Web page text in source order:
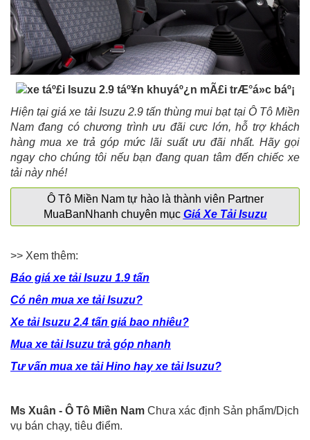
Hiện tại giá xe tải Isuzu 2.9 tấn thùng mui bạt tại Ô Tô Miền
Nam đang có chương trình ưu đãi cưc lớn, hỗ trợ khách
hàng mua xe trả góp mức lãi suất ưu đãi nhất. Hãy gọi
ngay cho chúng tôi nếu bạn đang quan tâm đến chiếc xe
tải này nhé!
Ô Tô Miền Nam tự hào là thành viên Partner
MuaBanNhanh chuyên mục Giá Xe Tải Isuzu
>> Xem thêm:
Báo giá xe tải Isuzu 1.9 tấn
Có nên mua xe tải Isuzu?
Xe tải Isuzu 2.4 tấn giá bao nhiêu?
Mua xe tải Isuzu trả góp nhanh
Tư vấn mua xe tải Hino hay xe tải Isuzu?
Ms Xuân - Ô Tô Miền Nam Chưa xác định Sản phẩm/Dịch
vụ bán chạy, tiêu điểm.